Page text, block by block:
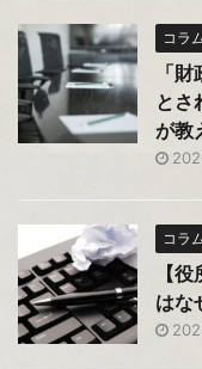
コラ
「
とさ
が教
コラ
【
はな